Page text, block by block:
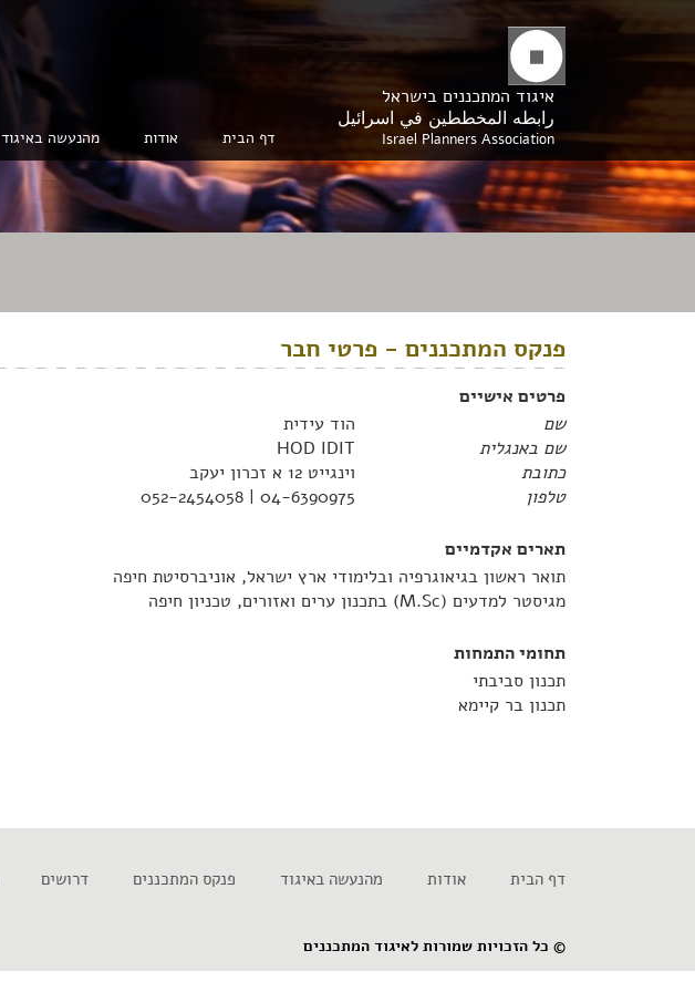
איגוד המתכננים בישראל
رابطه المخططين في اسرائيل
Israel Planners Association דף הבית אודות מהנעשה באיגוד
פנקס המתכננים - פרטי חבר
פרטים אישיים
שם
הוד עידית
שם באנגלית
HOD IDIT
כתובת
וינגייט 12 א זכרון יעקב
טלפון
04-6390975 | 052-2454058
תארים אקדמיים
תואר ראשון בגיאוגרפיה ובלימודי ארץ ישראל, אוניברסיטת חיפה
מגיסטר למדעים (M.Sc) בתכנון ערים ואזורים, טכניון חיפה
תחומי התמחות
תכנון סביבתי
תכנון בר קיימא
דף הבית אודות מהנעשה באיגוד פנקס המתכננים דרושים
© כל הזכויות שמורות לאיגוד המתכננים